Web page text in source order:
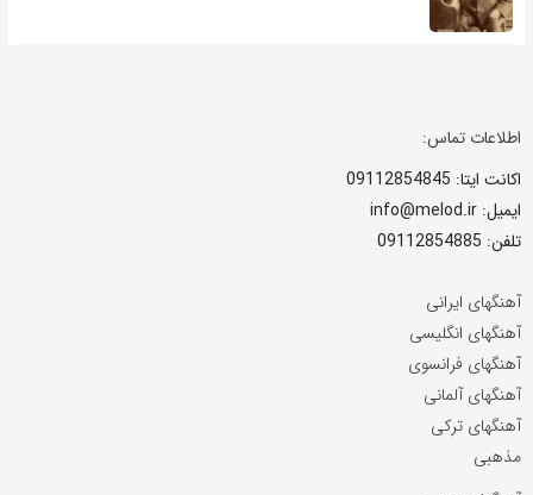
اطلاعات تماس:
اکانت ایتا: 09112854845
ایمیل: info@melod.ir
تلفن: 09112854885
آهنگهای ایرانی
آهنگهای انگلیسی
آهنگهای فرانسوی
آهنگهای آلمانی
آهنگهای ترکی
مذهبی